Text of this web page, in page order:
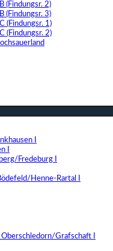
(Findungsr. 2)
(Findungsr. 3)
(Findungsr. 1)
(Findungsr. 2)
I
I
Fredeburg I
Henne-Rartal I
Oberschledorn/Grafschaft I